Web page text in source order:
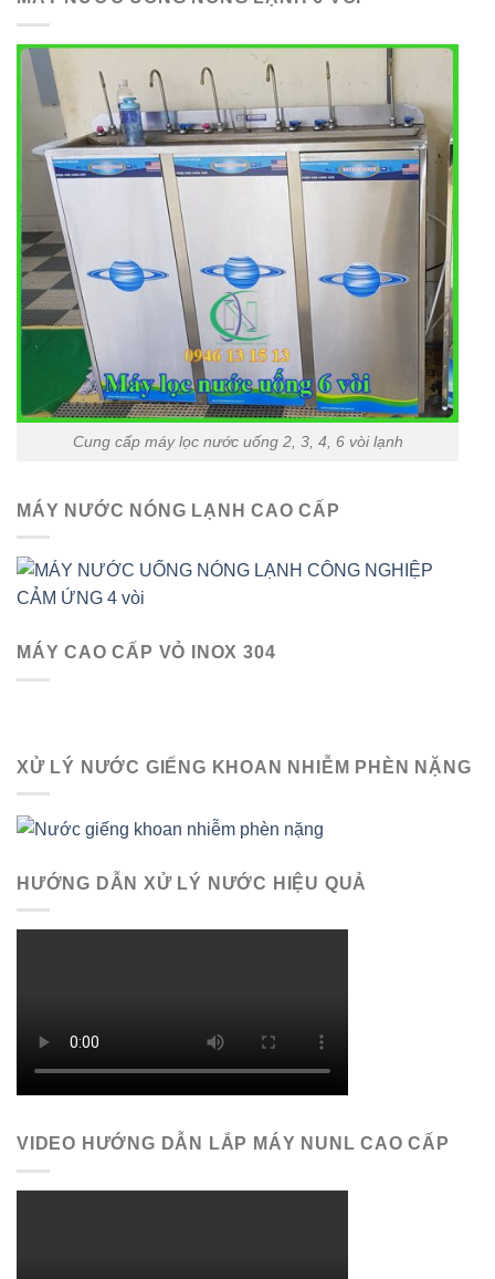
Cung cấp máy lọc nước uống 2, 3, 4, 6 vòi lạnh
MÁY NƯỚC NÓNG LẠNH CAO CẤP
MÁY CAO CẤP VỎ INOX 304
XỬ LÝ NƯỚC GIẾNG KHOAN NHIỄM PHÈN NẶNG
HƯỚNG DẪN XỬ LÝ NƯỚC HIỆU QUẢ
VIDEO HƯỚNG DẪN LẮP MÁY NUNL CAO CẤP